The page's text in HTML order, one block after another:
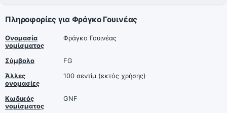
Πληροφορίες για Φράγκο Γουινέας
Ονομασία
νομίσματος
Φράγκο Γουινέας
Σύμβολο
FG
Άλλες
ονομασίες
100 σεντίμ (εκτός χρήσης)
Κωδικός
νομίσματος
GNF